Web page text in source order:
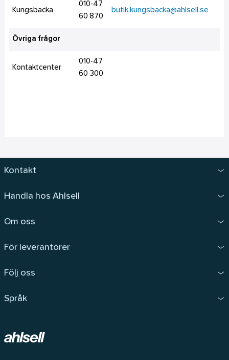
Kungsbacka
010-47
60 870
butik.kungsbacka@ahlsell.se
Övriga frågor
Kontaktcenter
010-47
60 300
Kontakt
Handla hos Ahlsell
Om oss
För leverantörer
Följ oss
Språk